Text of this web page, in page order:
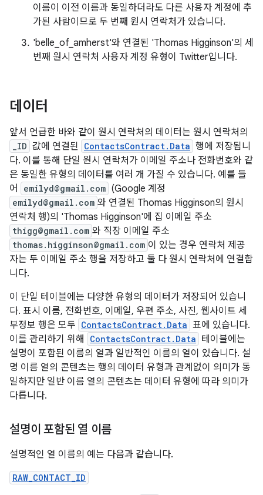
이름이 이전 이름과 동일하더라도 다른 사용자 계정에 추
가된 사람이므로 두 번째 원시 연락처가 있습니다.
'belle_of_amherst'와 연결된 'Thomas Higginson'의 세
번째 원시 연락처 사용자 계정 유형이 Twitter입니다.
데이터
앞서 언급한 바와 같이 원시 연락처의 데이터는 원시 연락처의
_ID 값에 연결된 ContactsContract.Data 행에 저장됩니
다. 이를 통해 단일 원시 연락처가 이메일 주소나 전화번호와 같
은 동일한 유형의 데이터를 여러 개 가질 수 있습니다. 예를 들
어
emilyd@gmail.com (Google 계정
emilyd@gmail.com 와 연결된 Thomas Higginson의 원시
연락처 행)의 'Thomas Higginson'에 집 이메일 주소
thigg@gmail.com 와 직장 이메일 주소
thomas.higginson@gmail.com 이 있는 경우 연락처 제공
자는 두 이메일 주소 행을 저장하고 둘 다 원시 연락처에 연결합
니다.
이 단일 테이블에는 다양한 유형의 데이터가 저장되어 있습니
다. 표시 이름, 전화번호, 이메일, 우편 주소, 사진, 웹사이트 세
부정보 행은 모두 ContactsContract.Data 표에 있습니다.
이를 관리하기 위해
ContactsContract.Data 테이블에는
설명이 포함된 이름의 열과 일반적인 이름의 열이 있습니다. 설
명 이름 열의 콘텐츠는 행의 데이터 유형과 관계없이 의미가 동
일하지만 일반 이름 열의 콘텐츠는 데이터 유형에 따라 의미가
다릅니다.
설명이 포함된 열 이름
설명적인 열 이름의 예는 다음과 같습니다.
RAW_CONTACT_ID